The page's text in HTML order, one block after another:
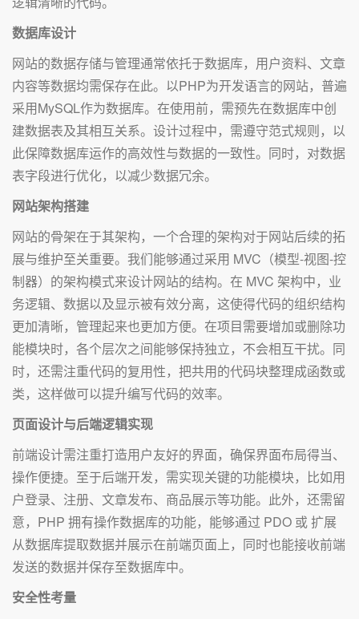
数据库设计
网站的数据存储与管理通常依托于数据库，用户资料、文章
内容等数据均需保存在此。以PHP为开发语言的网站，普遍
采用MySQL作为数据库。在使用前，需预先在数据库中创
建数据表及其相互关系。设计过程中，需遵守范式规则，以
此保障数据库运作的高效性与数据的一致性。同时，对数据
表字段进行优化，以减少数据冗余。
网站架构搭建
网站的骨架在于其架构，一个合理的架构对于网站后续的拓
展与维护至关重要。我们能够通过采用 MVC（模型-视图-控
制器）的架构模式来设计网站的结构。在 MVC 架构中，业
务逻辑、数据以及显示被有效分离，这使得代码的组织结构
更加清晰，管理起来也更加方便。在项目需要增加或删除功
能模块时，各个层次之间能够保持独立，不会相互干扰。同
时，还需注重代码的复用性，把共用的代码块整理成函数或
类，这样做可以提升编写代码的效率。
页面设计与后端逻辑实现
前端设计需注重打造用户友好的界面，确保界面布局得当、
操作便捷。至于后端开发，需实现关键的功能模块，比如用
户登录、注册、文章发布、商品展示等功能。此外，还需留
意，PHP 拥有操作数据库的功能，能够通过 PDO 或 扩展
从数据库提取数据并展示在前端页面上，同时也能接收前端
发送的数据并保存至数据库中。
安全性考量